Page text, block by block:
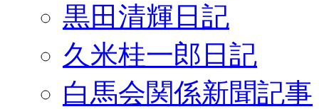
黒田清輝日記
久米桂一郎日記
白馬会関係新聞記事